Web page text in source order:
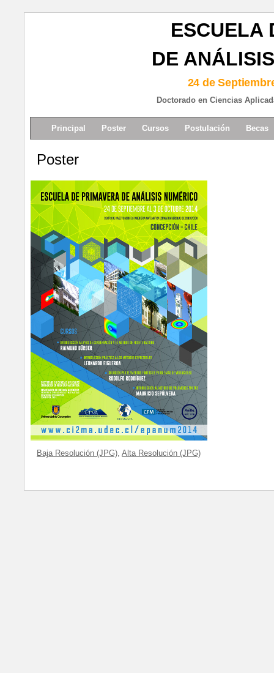
ESCUELA
DE
24 de
Doctorado en Ciencias
Principal Poster Cursos Postulación Becas
Poster
Baja Resolución (JPG), Alta Resolución (JPG)